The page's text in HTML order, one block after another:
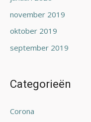
november 2019
oktober 2019
september 2019
Categorieën
Corona